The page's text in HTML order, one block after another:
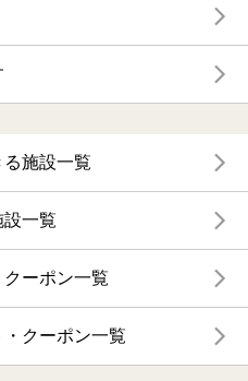
施設一覧
設一覧
ーポン一覧
クーポン一覧